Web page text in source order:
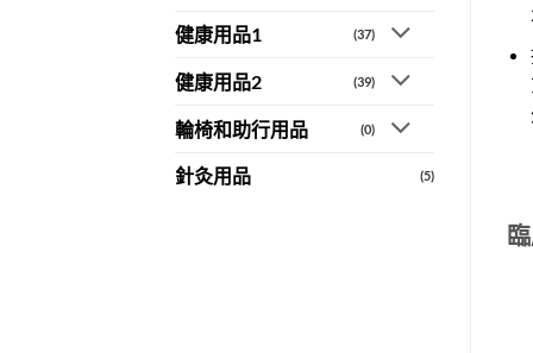
健康用品1 (37)
健康用品2 (39)
輪椅和助行用品 (0)
針灸用品 (5)